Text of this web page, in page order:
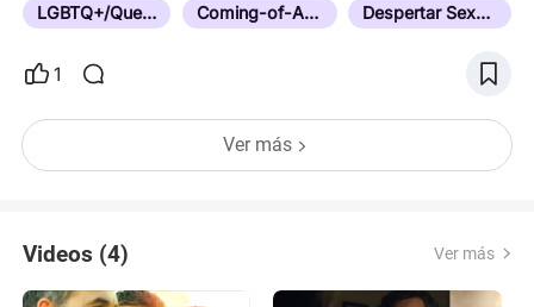
LGBTQ+/Queer Coming-of-Age Despertar Sexual
1
Ver más
Videos (4) Ver más